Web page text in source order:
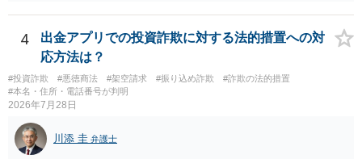
い場合、最寄りの法律事務所での相談を検討ください。 上記、ご参考
ください。
4
出金アプリでの投資詐欺に対する法的措置への対
応方法は？
#投資詐欺 #悪徳商法 #架空請求 #振り込め詐欺
#詐欺の法的措置
#本名・住所・電話番号が判明
2026年7月28日
川添 圭 弁護士